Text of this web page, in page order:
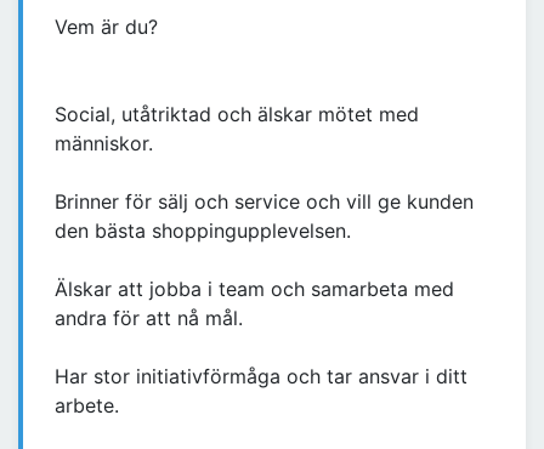
Vem är du?
Social, utåtriktad och älskar mötet med
människor.
Brinner för sälj och service och vill ge kunden
den bästa shoppingupplevelsen.
Älskar att jobba i team och samarbeta med
andra för att nå mål.
Har stor initiativförmåga och tar ansvar i ditt
arbete.